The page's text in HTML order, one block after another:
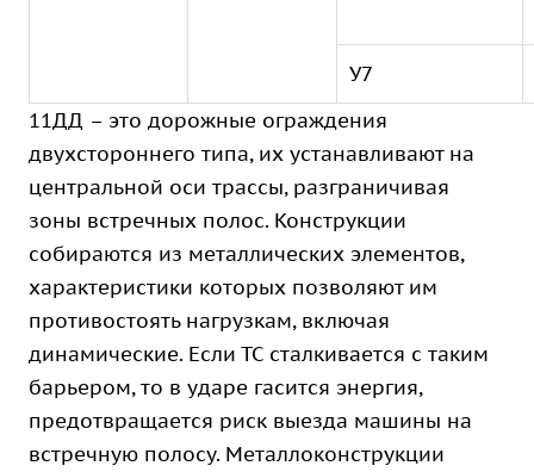
У7
11ДД – это дорожные ограждения
двухстороннего типа, их устанавливают на
центральной оси трассы, разграничивая
зоны встречных полос. Конструкции
собираются из металлических элементов,
характеристики которых позволяют им
противостоять нагрузкам, включая
динамические. Если ТС сталкивается с таким
барьером, то в ударе гасится энергия,
предотвращается риск выезда машины на
встречную полосу. Металлоконструкции